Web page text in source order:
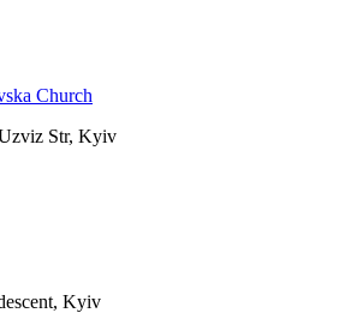
Church
Str, Kyiv
Kyiv